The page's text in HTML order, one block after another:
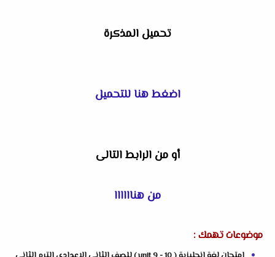
تحميل المذكرة
اضغط هنا للتحميل
أو من الرابط التالى
من هناااااا
موضوعات تهمك :